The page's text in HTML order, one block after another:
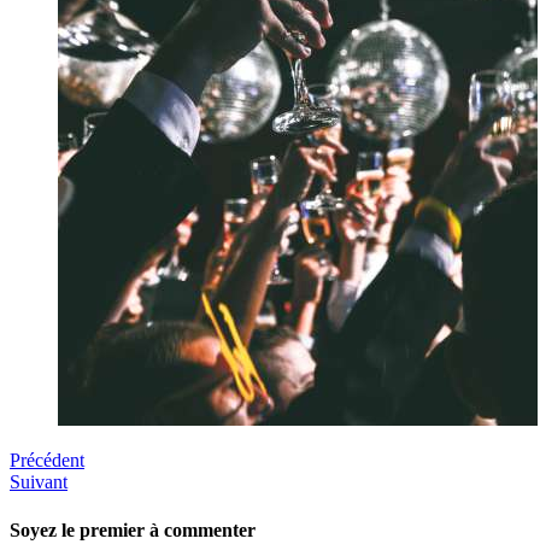
Précédent
Suivant
Soyez le premier à commenter